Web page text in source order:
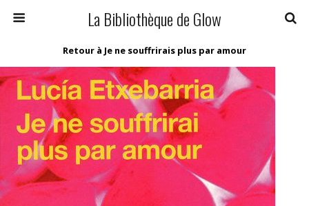
La Bibliothèque de Glow
Retour à Je ne souffrirais plus par amour